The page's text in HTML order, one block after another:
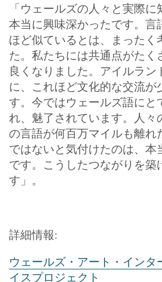
「ウェールズの人々と実際に
本当に興味深かったです。言
ほど似ているとは、まったく
た。私たちには共通点がたく
良くなりました。アイルラン
に、これほど文化的な交流
す。今ではウェールズ語にと
れ、魅了されています。人々
の言語が何百万マイルも離れ
ではないと気付けたのは、本
です。こうしたつながりを築
す」。
詳細情報:
ウェールズ・アート・インタ
イスプロジェクト